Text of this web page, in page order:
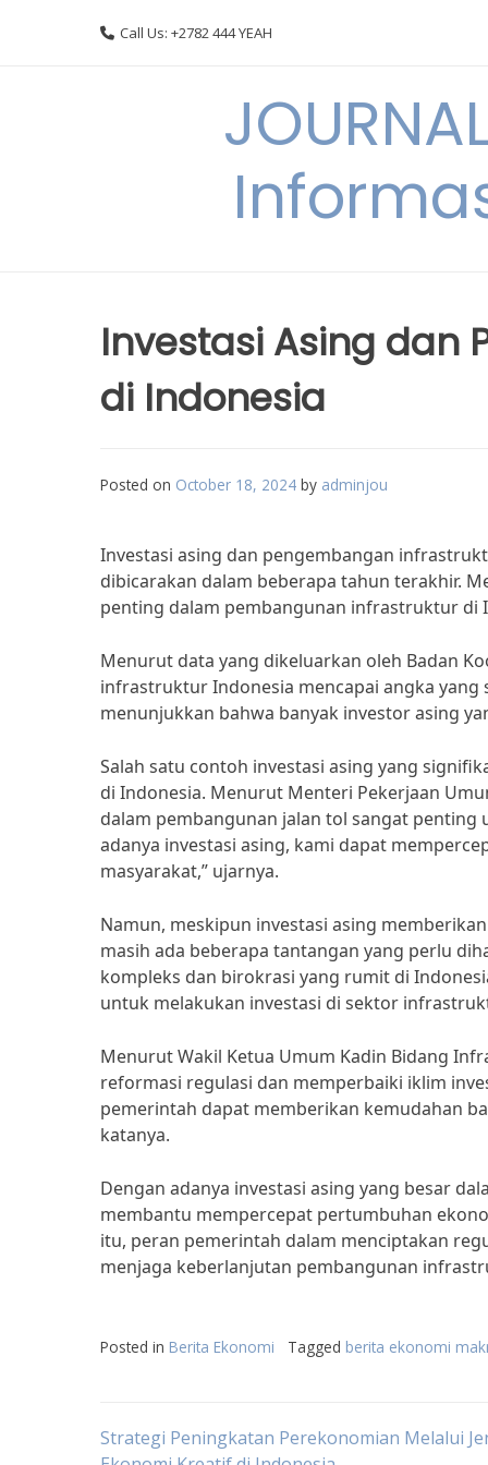
Call Us: +2782 444 YEAH
Investasi Asing dan
di Indonesia
Posted on October 18, 2024 by adminjou
Investasi asing dan pengembangan
dibicarakan dalam beberapa tahun terakhir.
penting dalam pembangunan infrastruktur di
Menurut data yang dikeluarkan oleh Badan
infrastruktur Indonesia mencapai angka yang
menunjukkan bahwa banyak investor asing
Salah satu contoh investasi asing yang
di Indonesia. Menurut Menteri Pekerjaan
dalam pembangunan jalan tol sangat
adanya investasi asing, kami dapat
masyarakat,” ujarnya.
Namun, meskipun investasi asing
masih ada beberapa tantangan yang perlu
kompleks dan birokrasi yang rumit di
untuk melakukan investasi di sektor
Menurut Wakil Ketua Umum Kadin Bidang
reformasi regulasi dan memperbaiki iklim
pemerintah dapat memberikan kemudahan
katanya.
Dengan adanya investasi asing yang besar
membantu mempercepat pertumbuhan
itu, peran pemerintah dalam menciptakan
menjaga keberlanjutan pembangunan
Posted in Berita Ekonomi Tagged berita ekonomi
Post
Strategi Peningkatan Perekonomian Melalui